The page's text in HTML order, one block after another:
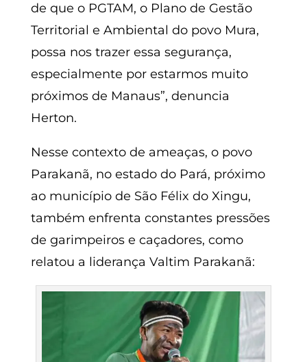
de que o PGTAM, o Plano de Gestão
Territorial e Ambiental do povo Mura,
possa nos trazer essa segurança,
especialmente por estarmos muito
próximos de Manaus”, denuncia
Herton.
Nesse contexto de ameaças, o povo
Parakanã, no estado do Pará, próximo
ao município de São Félix do Xingu,
também enfrenta constantes pressões
de garimpeiros e caçadores, como
relatou a liderança Valtim Parakanã: